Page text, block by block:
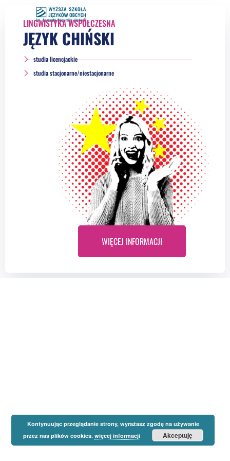
LINGWISTYKA WSPÓŁCZESNA
JĘZYK CHIŃSKI
studia licencjackie
studia stacjonarne/niestacjonarne
WIĘCEJ INFORMACJI
Kontynuując przeglądanie strony, wyrażasz zgodę na używanie
przez nas plików cookies. więcej informacji Akceptuję